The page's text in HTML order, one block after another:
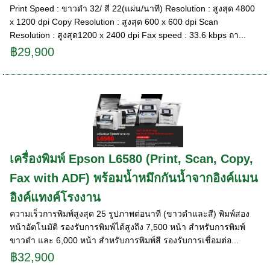
Print Speed : ขาวดำ 32/ สี 22(แผ่น/นาที) Resolution : สูงสุด 4800
x 1200 dpi Copy Resolution : สูงสุด 600 x 600 dpi Scan
Resolution : สูงสุด1200 x 2400 dpi Fax speed : 33.6 kbps ถา...
฿29,900
เครื่องพิมพ์ Epson L6580 (Print, Scan, Copy,
Fax with ADF) พร้อมน้ำหมึกกันน้ำจากอิงค์แมน
อิงค์แทงค์โรงงาน
ความเร็วการพิมพ์สูงสุด 25 รูปภาพต่อนาที (ขาวดำและสี) พิมพ์สอง
หน้าอัตโนมัติ รองรับการพิมพ์ได้สูงถึง 7,500 หน้า สำหรับการพิมพ์
ขาวดำ และ 6,000 หน้า สำหรับการพิมพ์สี รองรับการเชื่อมต่อ...
฿32,900